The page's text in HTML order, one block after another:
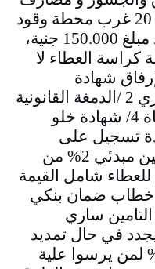
المياه بمقرها بالثورة الحارة 20 غرب محطة وقود
النيل شارع الوادي بعد سداد مبلغ 150.000 جنية،
كراسة العطاء لا
الشروط الاتية: 1/ إرفاق شهادة
التسجيل من المسجل التجاري 2 /الدمغة القانونية
3 /شهادة إبراء ذمة من الزكاة 4/ شهادة خلو
5/ شهادة تسجيل على
القيمة المضافة 6/ إرفاق تامين مبدئي 2% من
شامل القيمة
خطاب ضمان بنكي
ساري
في حال تمديد
العطاء ويكمل الى 10% لمن يرسوا علية